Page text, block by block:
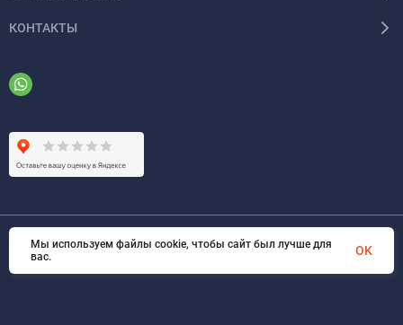
КОНТАКТЫ
© 2026 ООО «ФАЗИНЖИНИРИНГ». Все права защищены
Мы используем файлы cookie, чтобы сайт был лучше для
вас.
OK